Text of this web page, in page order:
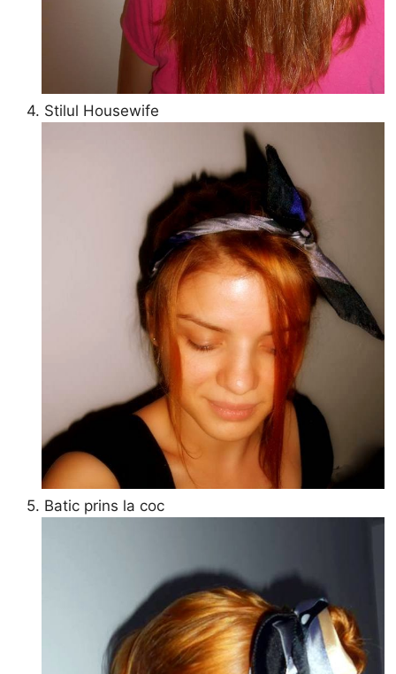
4. Stilul Housewife
5. Batic prins la coc